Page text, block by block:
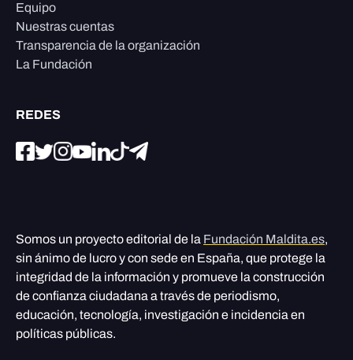
Equipo
Nuestras cuentas
Transparencia de la organización
La Fundación
REDES
Somos un proyecto editorial de la Fundación Maldita.es,
sin ánimo de lucro y con sede en España, que protege la
integridad de la información y promueve la construcción
de confianza ciudadana a través de periodismo,
educación, tecnología, investigación e incidencia en
políticas públicas.